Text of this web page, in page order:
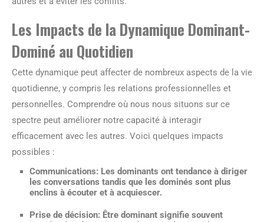
Les Impacts de la Dynamique Dominant-
Dominé au Quotidien
Cette dynamique peut affecter de nombreux aspects de la vie
quotidienne, y compris les relations professionnelles et
personnelles. Comprendre où nous nous situons sur ce
spectre peut améliorer notre capacité à interagir
efficacement avec les autres. Voici quelques impacts
possibles :
Communications: Les dominants ont tendance à diriger
les conversations tandis que les dominés sont plus
enclins à écouter et à acquiescer.
Prise de décision: Être dominant signifie souvent